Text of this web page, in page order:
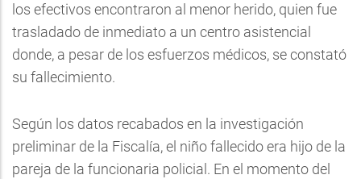
los efectivos encontraron al menor herido, quien fue
trasladado de inmediato a un centro asistencial
donde, a pesar de los esfuerzos médicos, se constató
su fallecimiento.
Según los datos recabados en la investigación
preliminar de la Fiscalía, el niño fallecido era hijo de la
pareja de la funcionaria policial. En el momento del